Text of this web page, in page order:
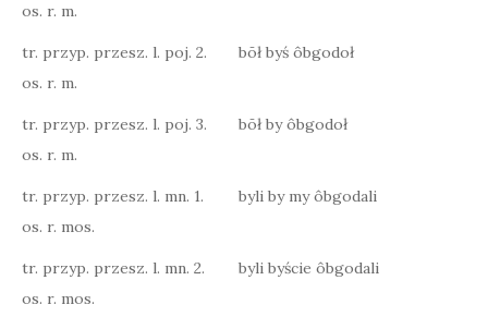
os. r. m.
tr. przyp. przesz. l. poj. 2.
os. r. m.
bōł byś ôbgodoł
tr. przyp. przesz. l. poj. 3.
os. r. m.
bōł by ôbgodoł
tr. przyp. przesz. l. mn. 1.
os. r. mos.
byli by my ôbgodali
tr. przyp. przesz. l. mn. 2.
os. r. mos.
byli byście ôbgodali